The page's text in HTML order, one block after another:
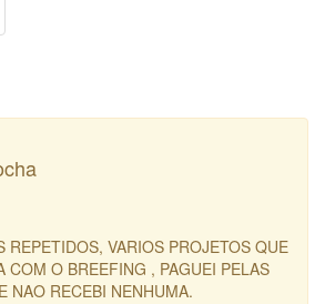
REPETIDOS, VARIOS PROJETOS QUE
COM O BREEFING , PAGUEI PELAS
NAO RECEBI NENHUMA.